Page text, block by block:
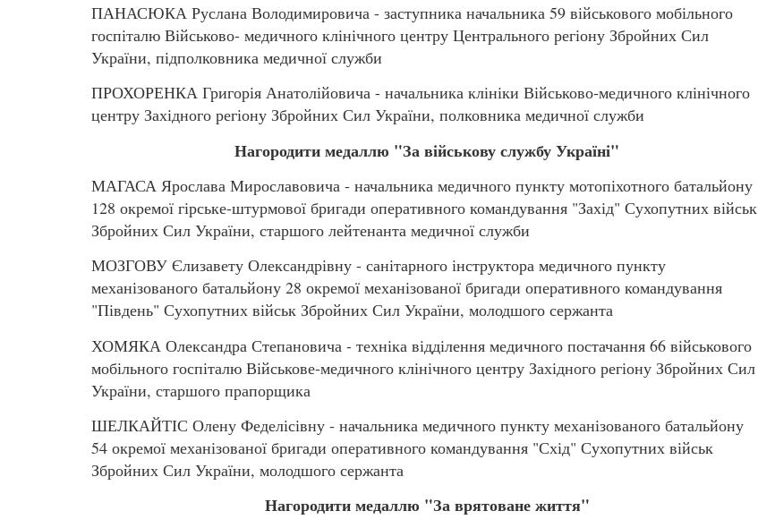
ПАНАСЮКА Руслана Володимировича - заступника начальника 59 військового мобільного
госпіталю Військово- медичного клінічного центру Центрального регіону Збройних Сил
України, підполковника медичної служби
ПРОХОРЕНКА Григорія Анатолійовича - начальника клініки Військово-медичного клінічного
центру Західного регіону Збройних Сил України, полковника медичної служби
Нагородити медаллю "За військову службу Україні"
МАГАСА Ярослава Мирославовича - начальника медичного пункту мотопіхотного батальйону
128 окремої гірське-штурмової бригади оперативного командування "Захід" Сухопутних військ
Збройних Сил України, старшого лейтенанта медичної служби
МОЗГОВУ Єлизавету Олександрівну - санітарного інструктора медичного пункту
механізованого батальйону 28 окремої механізованої бригади оперативного командування
"Південь" Сухопутних військ Збройних Сил України, молодшого сержанта
ХОМЯКА Олександра Степановича - техніка відділення медичного постачання 66 військового
мобільного госпіталю Військове-медичного клінічного центру Західного регіону Збройних Сил
України, старшого прапорщика
ШЕЛКАЙТІС Олену Феделісівну - начальника медичного пункту механізованого батальйону
54 окремої механізованої бригади оперативного командування "Схід" Сухопутних військ
Збройних Сил України, молодшого сержанта
Нагородити медаллю "За врятоване життя"